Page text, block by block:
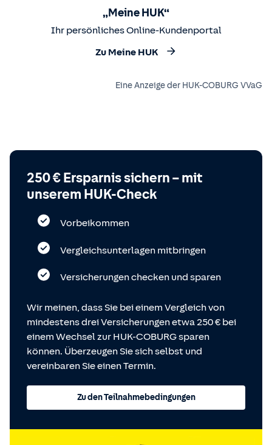
„Meine HUK“
Ihr persönliches Online-Kundenportal
Zu Meine HUK
Eine Anzeige der HUK-COBURG VVaG
250 € Ersparnis sichern – mit
unserem HUK-Check
Vorbeikommen
Vergleichsunterlagen mitbringen
Versicherungen checken und sparen
Wir meinen, dass Sie bei einem Vergleich von
mindestens drei Versicherungen etwa 250 € bei
einem Wechsel zur HUK-COBURG sparen
können. Überzeugen Sie sich selbst und
vereinbaren Sie einen Termin.
Zu den Teilnahmebedingungen